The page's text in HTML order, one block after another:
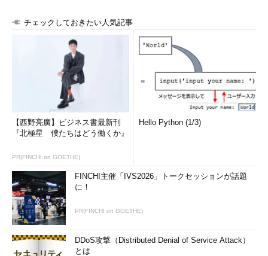
た。
両社が積極的に手を結んで協力したわけではありませんが、足
の引っ張り合いをするのではなく、目を外に向けパイを広げるこ
とに尽力したことよって、Win-Winの結果になったのです。
皆さんの組織やチームに当てはめると、どうでしょうか？ 社
内ではなく、社外のライバルをマークしていますか？ また個人
戦ではなく、団体戦を意識していますか？
身近な人より早く昇格・昇給するのは誇らしいことかもしれま
ギーを使い、気が付いたら会社の競争力が落ちていた、なんてこ
とになったら悲劇です。
組織の中は協力し合って、パイを広げることに頭を使うべきで
す。ここでいうパイは、自社の利益です。全体の利益の源が増え
ない限り、自分の取り分である給料のアップは期待できませんよ
チェックしておきたい人気記事
【西野亮廣】ビジネス書最新刊
『北極星 僕たちはどう働くか』
PR(FINCHI on GOETHE)
Hello Python (1/3)
FINCHI主催「IVS2026」トークセッションが話題
に！
PR(FINCHI on GOETHE)
DDoS攻撃（Distributed Denial of Service Attack）
とは